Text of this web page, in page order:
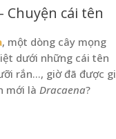
Chuyện cái tên
, một dòng cây mọng
ệt dưới những cái tên
ỡi rắn…, giờđã được gi
mới là Dracaena?